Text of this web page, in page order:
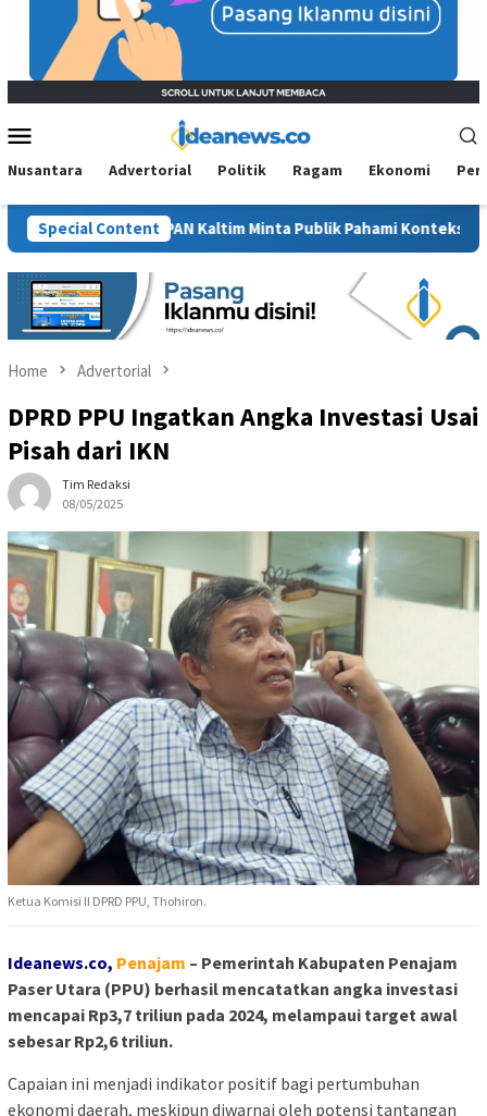
Menu
Nusantara Advertorial Politik Ragam Ekonomi
Special Content
BM PAN Kaltim Minta Publik Pahami Konteks Pidato Secara
Home Advertorial
DPRD PPU Ingatkan Angka Investasi Usai
Pisah dari IKN
Tim Redaksi
08/05/2025
Ketua Komisi II DPRD PPU, Thohiron.
Ideanews.co, Penajam – Pemerintah Kabupaten Penajam
Paser Utara (PPU) berhasil mencatatkan angka investasi
mencapai Rp3,7 triliun pada 2024, melampaui target awal
sebesar Rp2,6 triliun.
Capaian ini menjadi indikator positif bagi pertumbuhan
ekonomi daerah, meskipun diwarnai oleh potensi tantangan